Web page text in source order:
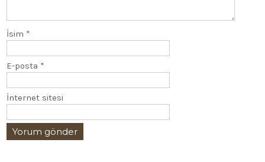
İsim *
E-posta *
İnternet sitesi